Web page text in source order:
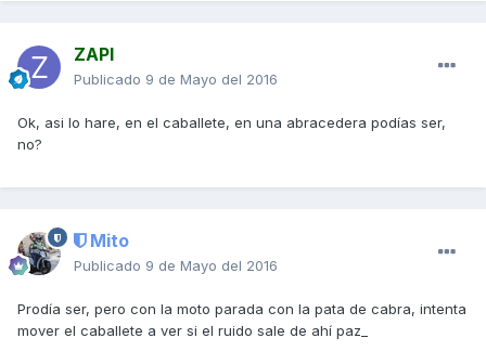
ZAPI
Publicado 9 de Mayo del 2016
Ok, asi lo hare, en el caballete, en una abracedera podías ser,
no?
Mito
Publicado 9 de Mayo del 2016
Prodía ser, pero con la moto parada con la pata de cabra, intenta
mover el caballete a ver si el ruido sale de ahí paz_